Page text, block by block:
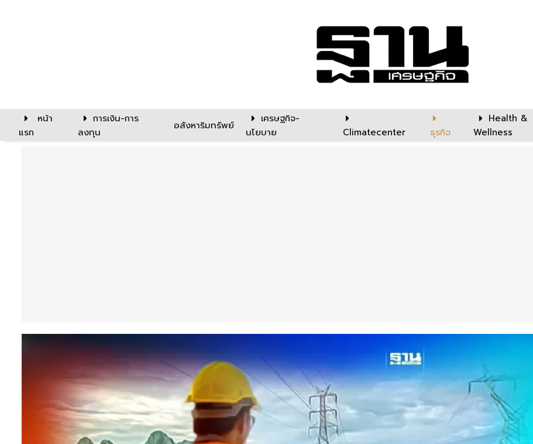
หน้า
แรก
การเงิน-การ
ลงทุน
อสังหาริมทรัพย์
เศรษฐกิจ-
นโยบาย
Climatecenter ธุรกิจ
Health &
Wellness